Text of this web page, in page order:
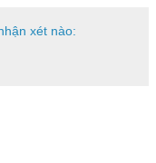
xét nào: